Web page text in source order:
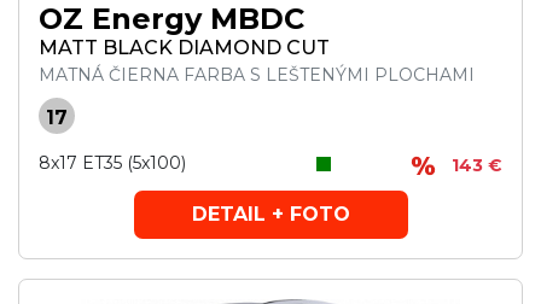
OZ Energy MBDC
MATT BLACK DIAMOND CUT
MATNÁ ČIERNA FARBA S LEŠTENÝMI PLOCHAMI
17
8x17 ET35 (5x100) 143 €
DETAIL + FOTO